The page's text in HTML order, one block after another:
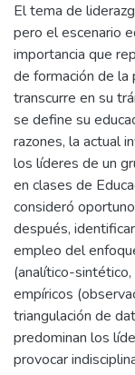
El tema de
pero el escenario
importancia que
de formación de
transcurre en su
se define su
razones, la actual
los líderes de un
en clases de
consideró
después,
empleo del
(analítico-
empíricos
triangulación de
predominan los
provocar